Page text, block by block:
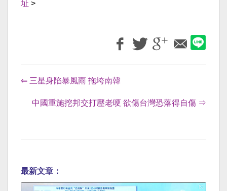
址 >
⇐ 三星身陷暴風雨 拖垮南韓
中國重施挖邦交打壓老哽 欲傷台灣恐落得自傷 ⇒
最新文章：